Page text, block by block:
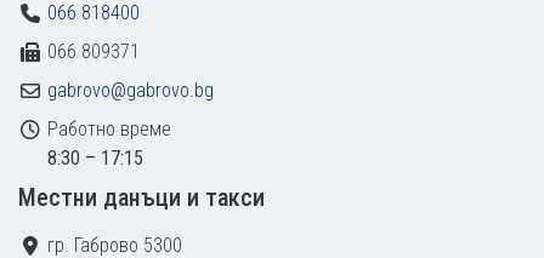
066 818400
066 809371
gabrovo@gabrovo.bg
Работно време
8:30 – 17:15
Местни данъци и такси
гр. Габрово 5300